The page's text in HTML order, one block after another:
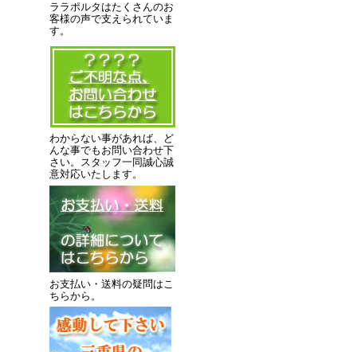
ララポルタはたくさんのお
客様の声で支えられていま
す。
わからない事があれば、ど
んな事でもお問い合わせ下
さい。スタッフ一同誠心誠
意対応いたします。
お支払い・送料の疑問はこ
ちらから。